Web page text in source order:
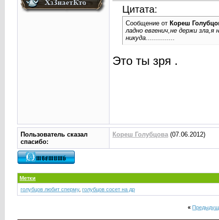
Цитата:
Сообщение от Кореш
ладно евгенич,не держи
никуда...............
Это ты зря .
Пользователь сказал
cпасибо:
Кореш Голубцова(07.06.2012)
Метки
голубцов любит сперму, голубцов сосет на др
«